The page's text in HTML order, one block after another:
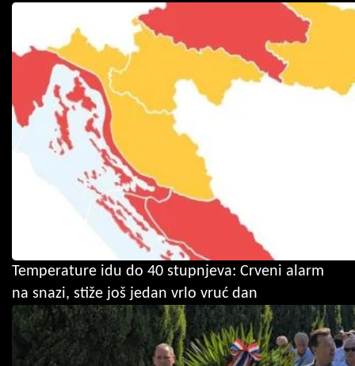
Temperature idu do 40 stupnjeva: Crveni alarm
na snazi, stiže još jedan vrlo vruć dan